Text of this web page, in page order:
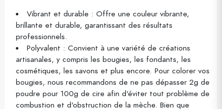
Vibrant et durable : Offre une couleur vibrante,
brillante et durable, garantissant des résultats
professionnels.
Polyvalent : Convient à une variété de créations
artisanales, y compris les bougies, les fondants, les
cosmétiques, les savons et plus encore. Pour colorer vos
bougies, nous recommandons de ne pas dépasser 2g de
poudre pour 100g de cire afin d'éviter tout problème de
combustion et d'obstruction de la mèche. Bien que